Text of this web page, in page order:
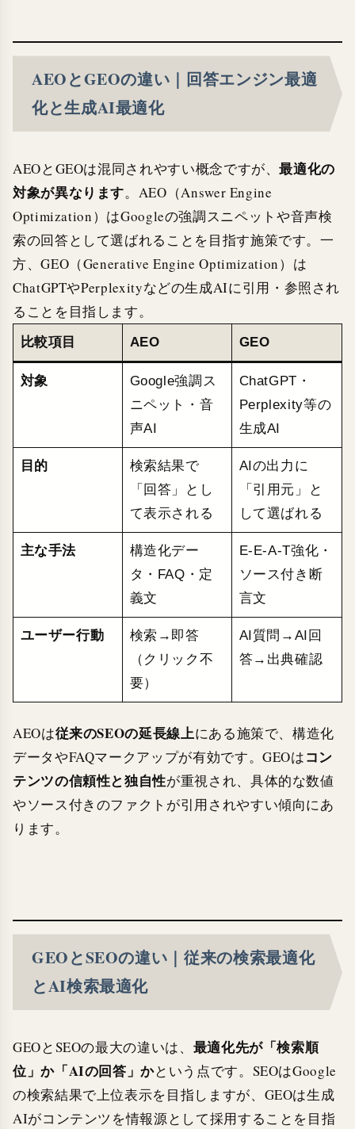
AEOとGEOの違い｜回答エンジン最適
化と生成AI最適化
AEOとGEOは混同されやすい概念ですが、最適化の
対象が異なります。AEO（Answer Engine
Optimization）はGoogleの強調スニペットや音声検
索の回答として選ばれることを目指す施策です。一
方、GEO（Generative Engine Optimization）は
ChatGPTやPerplexityなどの生成AIに引用・参照され
ることを目指します。
比較項目 AEO GEO
対象
Google強調ス
ニペット・音
声AI
ChatGPT・
Perplexity等の
生成AI
目的
検索結果で
「回答」とし
て表示される
AIの出力に
「引用元」と
して選ばれる
主な手法
構造化デー
タ・FAQ・定
義文
E-E-A-T強化・
ソース付き断
言文
ユーザー行動
検索→即答
（クリック不
要）
AI質問→AI回
答→出典確認
AEOは従来のSEOの延長線上にある施策で、構造化
データやFAQマークアップが有効です。GEOはコン
テンツの信頼性と独自性が重視され、具体的な数値
やソース付きのファクトが引用されやすい傾向にあ
ります。
GEOとSEOの違い｜従来の検索最適化
とAI検索最適化
GEOとSEOの最大の違いは、 最適化先が「検索順
位」か「AIの回答」かという点です。SEOはGoogle
の検索結果で上位表示を目指しますが、GEOは生成
AIがコンテンツを情報源として採用することを目指